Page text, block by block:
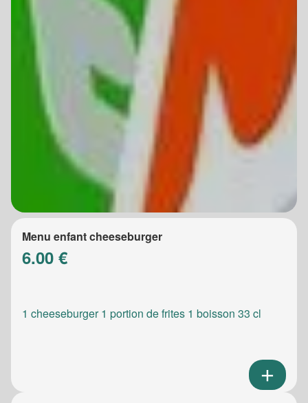
Menu enfant cheeseburger
6.00 €
1 cheeseburger 1 portion de frites 1 boisson 33 cl